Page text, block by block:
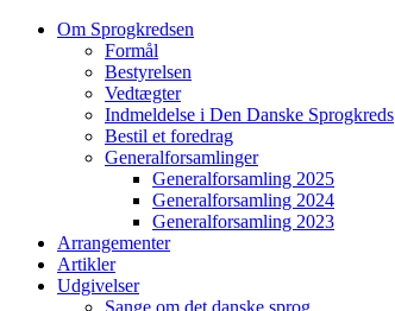
Om Sprogkredsen
Formål
Bestyrelsen
Vedtægter
Indmeldelse i Den Danske Sprogkreds
Bestil et foredrag
Generalforsamlinger
Generalforsamling 2025
Generalforsamling 2024
Generalforsamling 2023
Arrangementer
Artikler
Udgivelser
Sange om det danske sprog